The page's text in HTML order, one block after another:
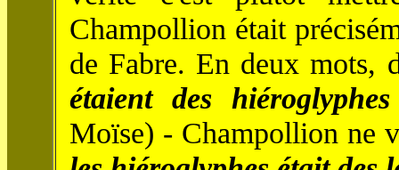
Champollion était
de Fabre. En deux mots,
étaient des hiéroglyphes
Moïse) - Champollion ne